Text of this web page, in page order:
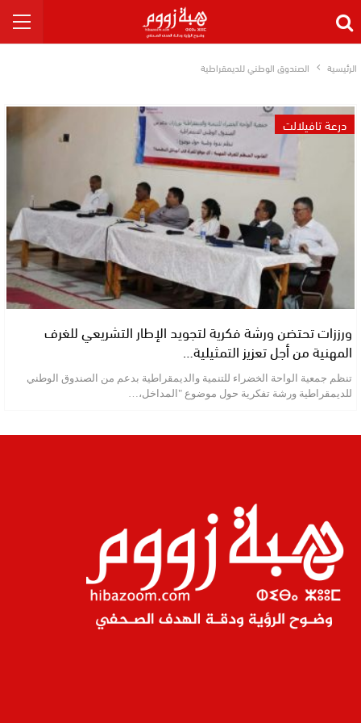
الرئيسية الصندوق الوطني للديمقراطية
درعة تافيلالت
ورززات تحتضن ورشة فكرية لتجويد الإطار التشريعي للغرف
المهنية من أجل تعزيز التمثيلية…
تنظم جمعية الواحة الخضراء للتنمية والديمقراطية بدعم من الصندوق الوطني
للديمقراطية ورشة تفكرية حول موضوع "المداخل،…